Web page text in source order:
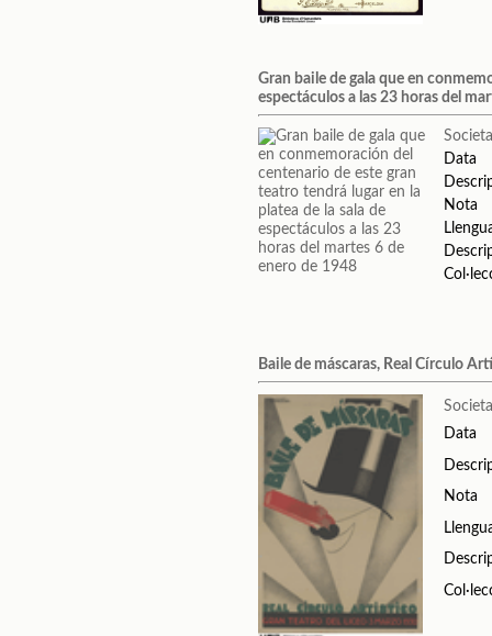
Gran baile de gala que en
espectáculos a las 23 horas del
Data
Nota
Baile de máscaras, Real Círculo
Data
Nota